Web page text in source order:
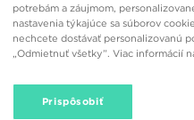
potrebám a záujmom,
nastavenia týkajúce sa súborov
nechcete dostávať personalizovanú
„Odmietnuť všetky”. Viac informácií
Prispôsobiť